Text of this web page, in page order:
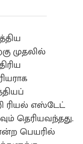
முதலில்
ரியல் எஸ்டேட்
தெரியவந்தது.
பெயரில்